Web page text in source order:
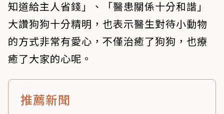
知道給主人省錢」、「醫患關係十分和諧」
大讚狗狗十分精明，也表示醫生對待小動物
的方式非常有愛心，不僅治癒了狗狗，也療
癒了大家的心呢。
推薦新聞